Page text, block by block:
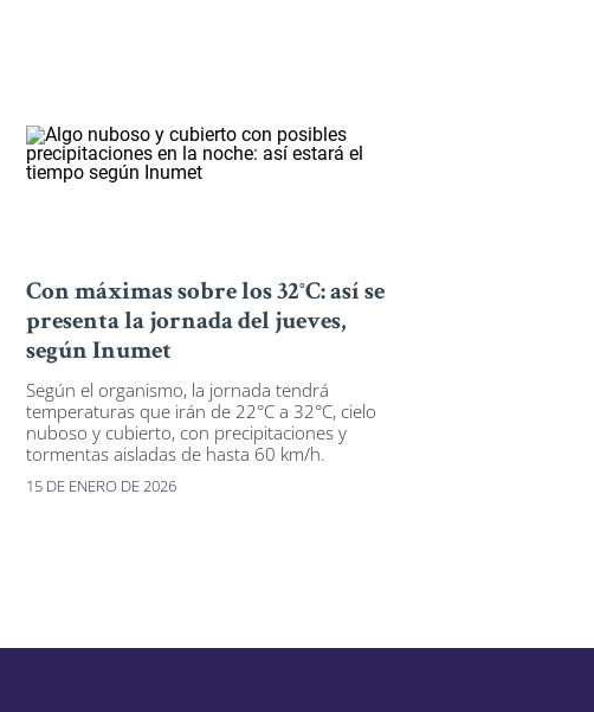
Con máximas sobre los 32°C: así se
presenta la jornada del jueves,
según Inumet
Según el organismo, la jornada tendrá
temperaturas que irán de 22°C a 32°C, cielo
nuboso y cubierto, con precipitaciones y
tormentas aisladas de hasta 60 km/h.
15 DE ENERO DE 2026